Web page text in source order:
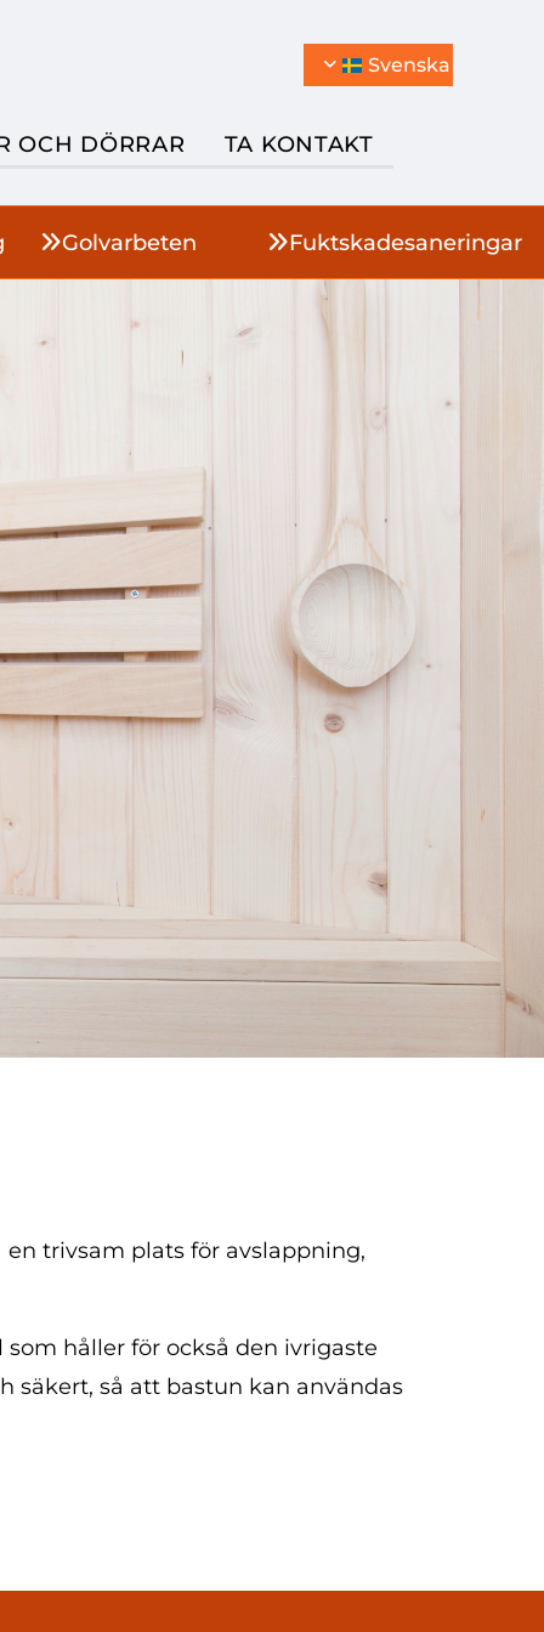
Svenska
OCH DÖRRAR TA KONTAKT
Golvarbeten Fuktskadesaneringar
trivsam plats för avslappning,
håller för också den ivrigaste
säkert, så att bastun kan användas